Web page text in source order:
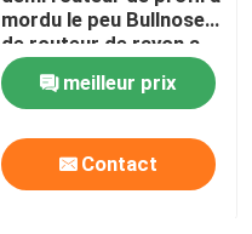
mordu le peu Bullnose
de routeur de rayon a
entièrement arrondi le
bord
meilleur prix
Contact